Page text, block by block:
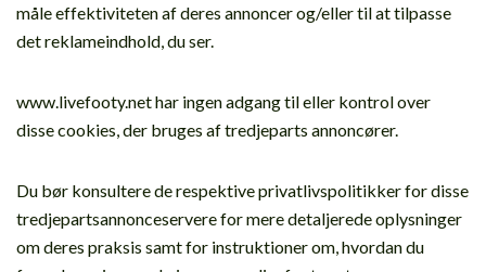
måle effektiviteten af deres annoncer og/eller til at tilpasse
det reklameindhold, du ser.
www.livefooty.net har ingen adgang til eller kontrol over
disse cookies, der bruges af tredjeparts annoncører.
Du bør konsultere de respektive privatlivspolitikker for disse
tredjepartsannonceservere for mere detaljerede oplysninger
om deres praksis samt for instruktioner om, hvordan du